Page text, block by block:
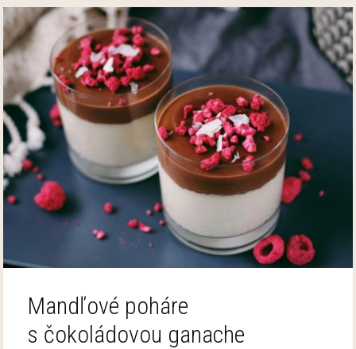
Mandľové poháre
s čokoládovou ganache